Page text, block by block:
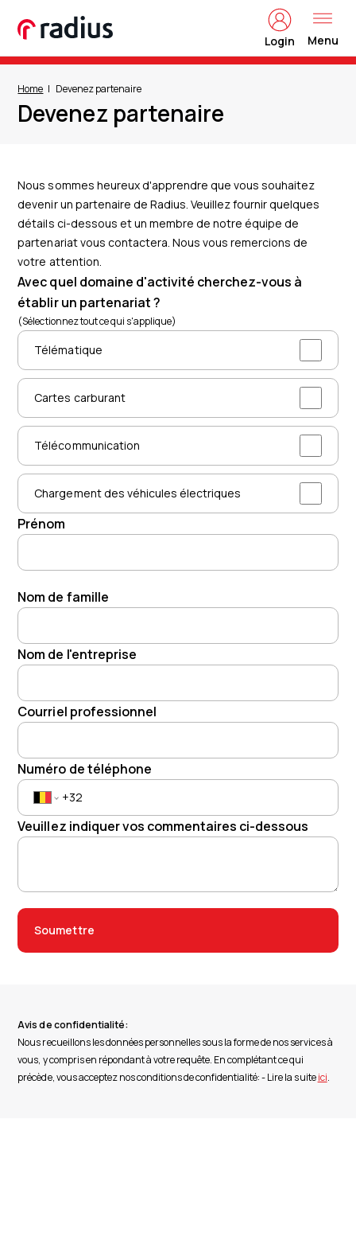
Login Menu
Home Devenez partenaire
Devenez partenaire
Nous sommes heureux d'apprendre que vous souhaitez
devenir un partenaire de Radius. Veuillez fournir quelques
détails ci-dessous et un membre de notre équipe de
partenariat vous contactera. Nous vous remercions de
votre attention.
Avec quel domaine d'activité cherchez-vous à
établir un partenariat ?
(Sélectionnez tout ce qui s'applique)
Télématique
Cartes carburant
Télécommunication
Chargement des véhicules électriques
Prénom
Nom de famille
Nom de l'entreprise
Courriel professionnel
Numéro de téléphone
Veuillez indiquer vos commentaires ci-dessous
Soumettre
Avis de confidentialité:
Nous recueillons les données personnelles sous la forme de nos services à
vous, y compris en répondant à votre requête. En complétant ce qui
précède, vous acceptez nos conditions de confidentialité: - Lire la suite ici.